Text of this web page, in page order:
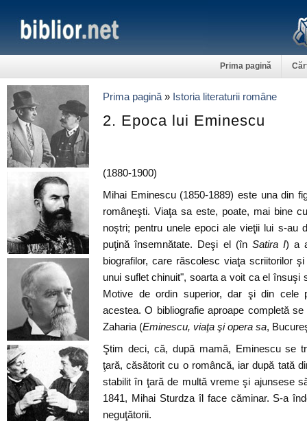
Prima pagină
Prima pagină » Istoria literaturii române
2. Epoca lui Eminescu
(1880-1900)
Mihai Eminescu (1850-1889) este una din
româneşti. Viaţa sa este, poate, mai bine
noştri; pentru unele epoci ale vieţii lui s-au
puţină însemnătate. Deşi el (în Satira I) a
biografilor, care răscolesc viaţa scriitorilor
unui suflet chinuit", soarta a voit ca el însuşi
Motive de ordin superior, dar şi din cele
acestea. O bibliografie aproape completă
Zaharia (Eminescu, viaţa şi opera sa,
Ştim deci, că, după mamă, Eminescu se
ţară, căsătorit cu o româncă, iar după tată
stabilit în ţară de multă vreme şi ajunsese
1841, Mihai Sturdza îl face căminar. S-a
neguţătorii.